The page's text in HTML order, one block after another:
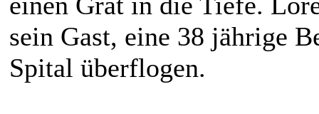
sein Gast, eine 38 jährige
Spital überflogen.